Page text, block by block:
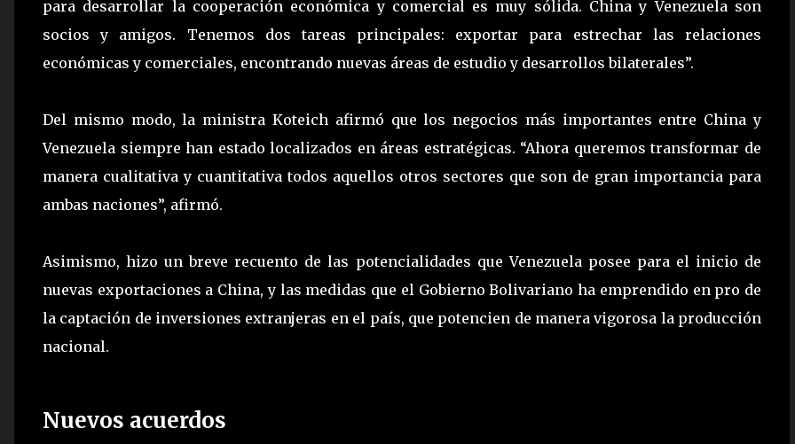
para desarrollar la cooperación económica y comercial es muy sólida. China y Venezuela son
socios y amigos. Tenemos dos tareas principales: exportar para estrechar las relaciones
económicas y comerciales, encontrando nuevas áreas de estudio y desarrollos bilaterales”.
Del mismo modo, la ministra Koteich afirmó que los negocios más importantes entre China y
Venezuela siempre han estado localizados en áreas estratégicas. “Ahora queremos transformar de
manera cualitativa y cuantitativa todos aquellos otros sectores que son de gran importancia para
ambas naciones”, afirmó.
Asimismo, hizo un breve recuento de las potencialidades que Venezuela posee para el inicio de
nuevas exportaciones a China, y las medidas que el Gobierno Bolivariano ha emprendido en pro de
la captación de inversiones extranjeras en el país, que potencien de manera vigorosa la producción
nacional.
Nuevos acuerdos